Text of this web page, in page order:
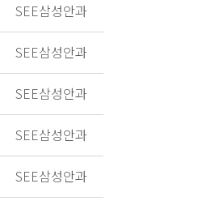
SEE삼성안과
SEE삼성안과
SEE삼성안과
SEE삼성안과
SEE삼성안과